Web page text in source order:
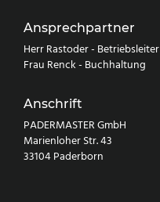
Ansprechpartner
Herr Rastoder - Betriebsleiter
Frau Renck - Buchhaltung
Anschrift
PADERMASTER GmbH
Marienloher Str. 43
33104 Paderborn